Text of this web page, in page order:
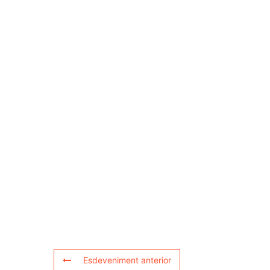
Esdeveniment anterior